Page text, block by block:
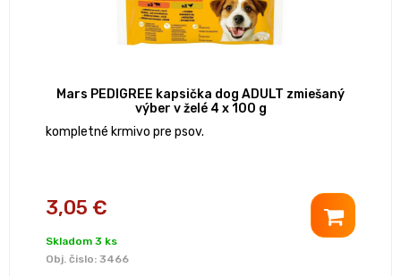
Mars PEDIGREE kapsička dog ADULT zmiešaný
výber v želé 4 x 100 g
kompletné krmivo pre psov.
3,05 €
Skladom 3 ks
Obj. čislo: 3466